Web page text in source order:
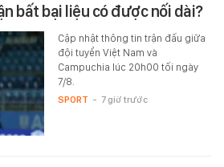
bất bại liệu có được nối dài?
Cập nhật thông tin trận đấu giữa
đội tuyển Việt Nam và
Campuchia lúc 20h00 tối ngày
7/8.
SPORT - 7 giờ trước